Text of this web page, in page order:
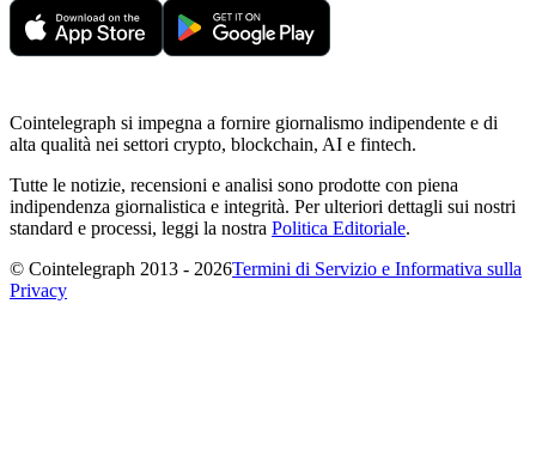
Cointelegraph si impegna a fornire giornalismo indipendente e di
alta qualità nei settori crypto, blockchain, AI e fintech.
Tutte le notizie, recensioni e analisi sono prodotte con piena
indipendenza giornalistica e integrità. Per ulteriori dettagli sui nostri
standard e processi, leggi la nostra Politica Editoriale.
© Cointelegraph 2013 - 2026Termini di Servizio e Informativa sulla
Privacy